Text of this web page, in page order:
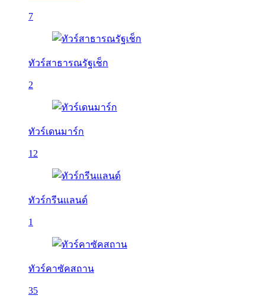
7
ทัวร์สาธารณรัฐเช็ก
2
ทัวร์เดนมาร์ก
12
ทัวร์กรีนแลนด์
1
ทัวร์คาซัคสถาน
35